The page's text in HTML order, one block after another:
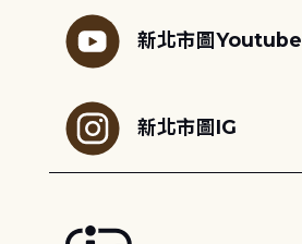
新北市圖Youtube
新北市圖IG